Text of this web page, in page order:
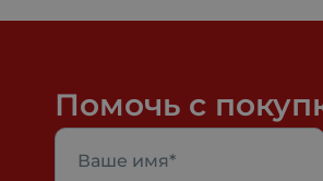
Помочь с